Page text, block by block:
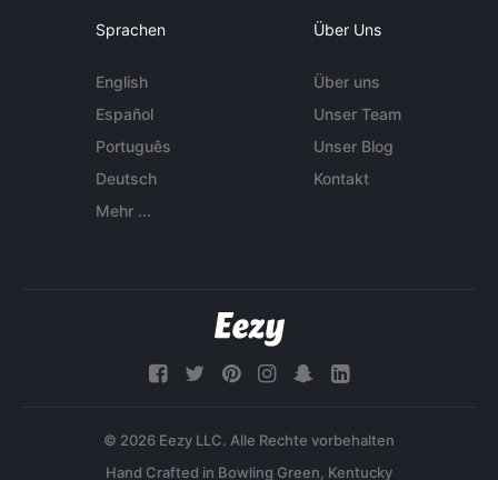
Sprachen
English
Español
Português
Deutsch
Mehr ...
Über Uns
Über uns
Unser Team
Unser Blog
Kontakt
© 2026 Eezy LLC. Alle Rechte vorbehalten